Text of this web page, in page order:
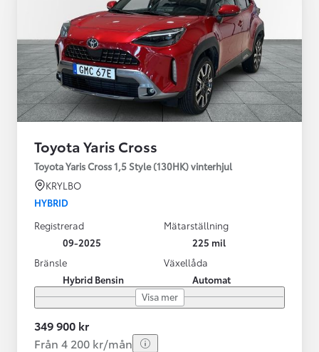
Toyota Yaris Cross
Toyota Yaris Cross 1,5 Style (130HK) vinterhjul
KRYLBO
HYBRID
Registrerad
09-2025
Mätarställning
225 mil
Bränsle
Hybrid Bensin
Växellåda
Automat
Visa mer
349 900 kr
Från 4 200 kr/mån